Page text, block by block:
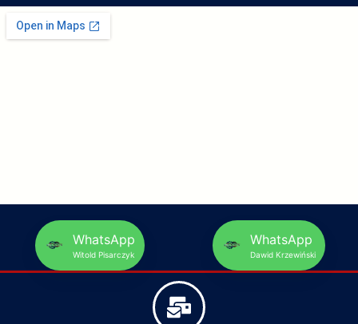
WhatsApp
Witold Pisarczyk
WhatsApp
Dawid Krzewiński